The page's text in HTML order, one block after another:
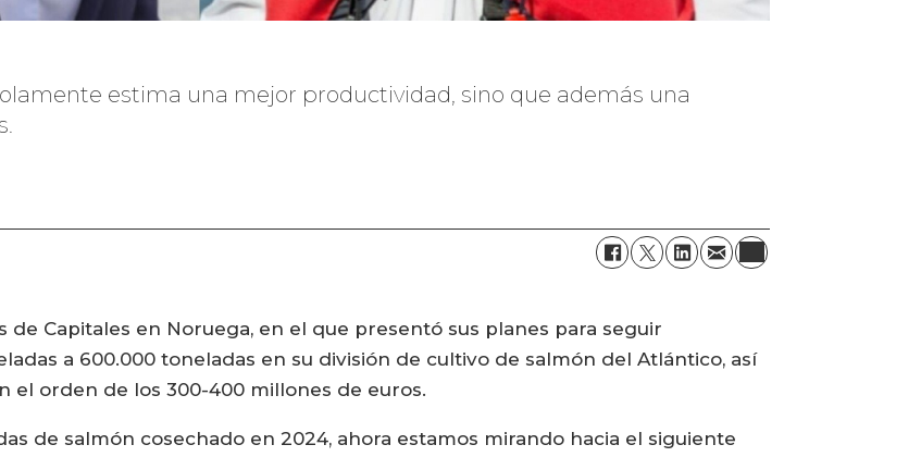
estima una mejor productividad, sino que además una
de Capitales en Noruega, en el que presentó sus planes para seguir
a 600.000 toneladas en su división de cultivo de salmón del Atlántico, así
el orden de los 300-400 millones de euros.
de salmón cosechado en 2024, ahora estamos mirando hacia el siguiente